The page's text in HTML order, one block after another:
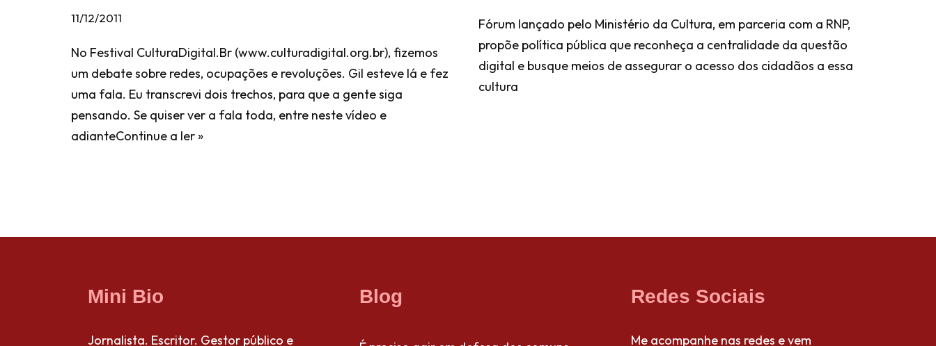
11/12/2011
No Festival CulturaDigital.Br (www.culturadigital.org.br), fizemos
um debate sobre redes, ocupações e revoluções. Gil esteve lá e fez
uma fala. Eu transcrevi dois trechos, para que a gente siga
pensando. Se quiser ver a fala toda, entre neste vídeo e
adianteContinue a ler »
Fórum lançado pelo Ministério da Cultura, em parceria com a RNP,
propõe política pública que reconheça a centralidade da questão
digital e busque meios de assegurar o acesso dos cidadãos a essa
cultura
Mini Bio
Jornalista. Escritor. Gestor público e
Blog Redes Sociais
Me acompanhe nas redes e vem